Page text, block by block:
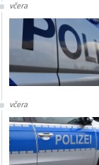
včera
včera